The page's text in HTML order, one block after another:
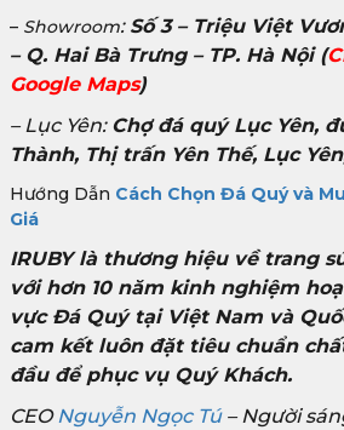
– Showroom: Số 3 – Triệu Việt
– Q. Hai Bà Trưng – TP. Hà Nội(
Google Maps)
– Lục Yên: Chợ đá quý Lục Yên,
Thành, Thị trấn Yên Thế, Lục
Hướng Dẫn Cách Chọn Đá Quý và
Giá
IRUBY là thương hiệu về trang
với hơn 10 năm kinh nghiệm
vực Đá Quý tại Việt Nam và
cam kết luôn đặt tiêu chuẩn
đầu để phục vụ Quý Khách.
CEONguyễn Ngọc Tú– Người